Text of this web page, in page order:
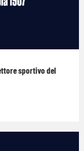
sportivo del